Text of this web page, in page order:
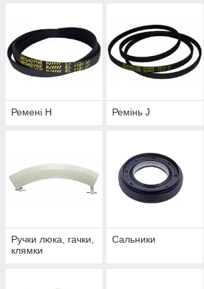
Ремені Н Ремінь J
Ручки люка, гачки,
клямки
Сальники